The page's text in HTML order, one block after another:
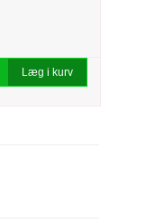
Læg i kurv